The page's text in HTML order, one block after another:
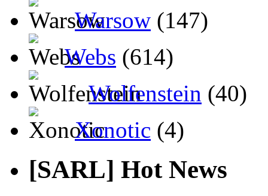
Warsow (147)
Webs (614)
Wolfenstein (40)
Xonotic (4)
[SARL] Hot News